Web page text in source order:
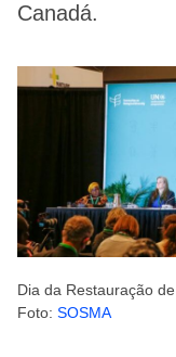
Canadá.
Dia da Restauração
Foto: SOSMA